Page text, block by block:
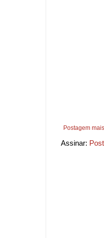
Postagem
Assinar: